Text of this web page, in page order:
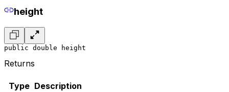
height
public double height
Returns
Type Description